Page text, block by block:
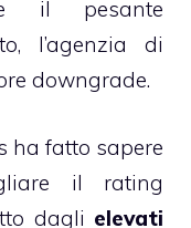
il pesante
l’agenzia di
downgrade.
ha fatto sapere
il rating
dagli elevati